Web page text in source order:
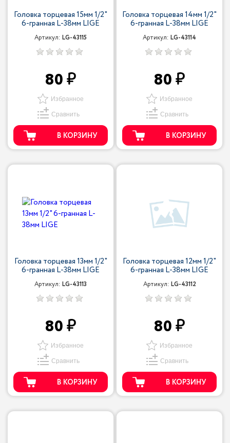
Головка торцевая 15мм 1/2"
6-гранная L-38мм LIGE
Артикул: LG-43115
80
Избранное
Сравнить
В КОРЗИНУ
Головка торцевая 14мм 1/2"
6-гранная L-38мм LIGE
Артикул: LG-43114
80
Избранное
Сравнить
В КОРЗИНУ
Головка торцевая 13мм 1/2"
6-гранная L-38мм LIGE
Артикул: LG-43113
80
Избранное
Сравнить
В КОРЗИНУ
Головка торцевая 12мм 1/2"
6-гранная L-38мм LIGE
Артикул: LG-43112
80
Избранное
Сравнить
В КОРЗИНУ